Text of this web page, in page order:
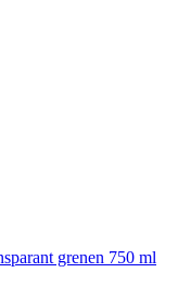
grenen 750 ml